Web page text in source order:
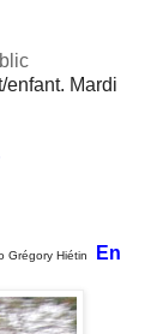
Mardi
Grégory Hiétin
En